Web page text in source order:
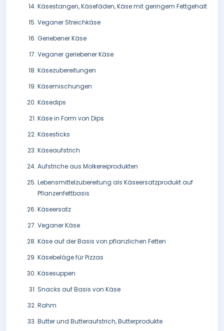
Käsestangen, Käsefäden, Käse mit geringem Fettgehalt
Veganer Streichkäse
Geriebener Käse
Veganer geriebener Käse
Käsezubereitungen
Käsemischungen
Käsedips
Käse in Form von Dips
Käsesticks
Käseaufstrich
Aufstriche aus Molkereiprodukten
Lebensmittelzubereitung als Käseersatzprodukt auf
Pflanzenfettbasis
Käseersatz
Veganer Käse
Käse auf der Basis von pflanzlichen Fetten
Käsebeläge für Pizzas
Käsesuppen
Snacks auf Basis von Käse
Rahm
Butter und Butteraufstrich, Butterprodukte